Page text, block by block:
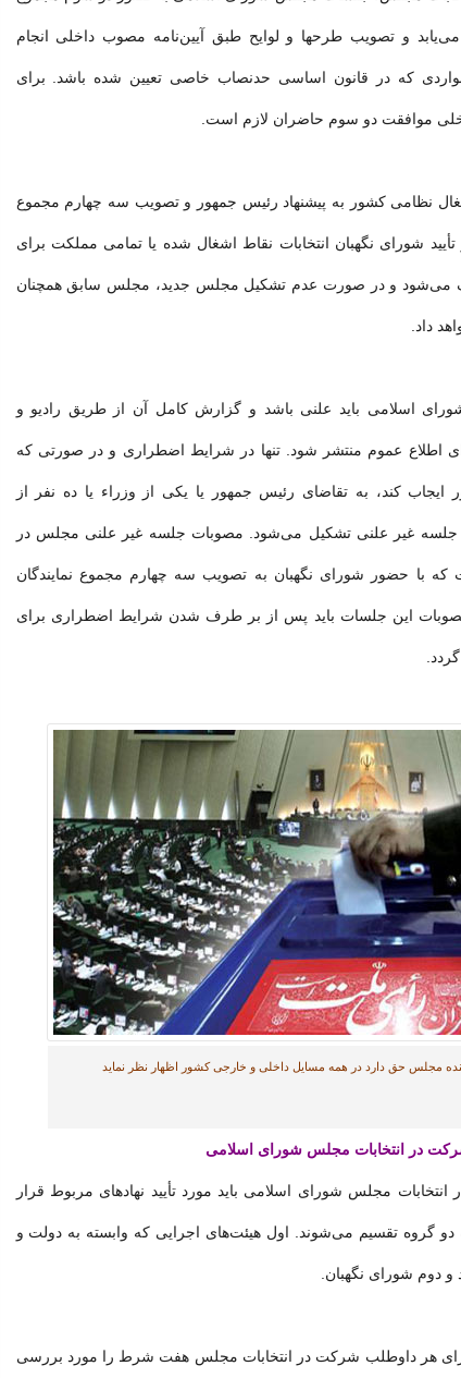
و تصویب طرحها و لوایح طبق آیین‌نامه مصوب داخلی انجام
که در قانون اساسی حدنصاب خاصی تعیین شده باشد. برای
موافقت دو سوم حاضران لازم است.
نظامی کشور به پیشنهاد رئیس جمهور و تصویب سه چهارم مجموع
شورای نگهبان انتخابات نقاط اشغال شده یا تمامی مملکت برای
می‌شود و در صورت عدم تشکیل مجلس جدید، مجلس سابق همچنان
داد.
اسلامی باید علنی باشد و گزارش کامل آن از طریق رادیو و
اطلاع عموم منتشر شود. تنها در شرایط اضطراری و در صورتی که
ایجاب کند، به تقاضای رئیس جمهور یا یکی از وزراء یا ده نفر از
جلسه غیر علنی تشکیل می‌شود. مصوبات جلسه غیر علنی مجلس در
با حضور شورای نگهبان به تصویب سه چهارم مجموع نمایندگان
این جلسات باید پس از بر طرف شدن شرایط اضطراری برای
مجلس حق دارد در همه مسایل داخلی و خارجی کشور اظهار نظر نماید
در انتخابات مجلس شورای اسلامی
مجلس شورای اسلامی باید مورد تأیید نهادهای مربوط قرار
به دو گروه تقسیم می‌شوند. اول هیئت‌های اجرایی که وابسته به دولت و
دوم شورای نگهبان.
هر داوطلب شرکت در انتخابات مجلس هفت شرط را مورد بررسی